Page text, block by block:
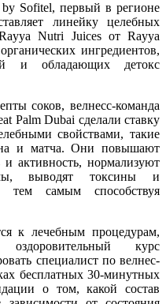
by Sofitel, первый в регионе
линейку целебных
Nutri Juicesот Rayya
ингредиентов,
и обладающих детокс
соков, велнесс-команда
Palm Dubai сделали ставку
свойствами, такие
и матча. Они повышают
активность, нормализуют
выводят токсины и
тем самым способствуя
к лечебным процедурам,
курс
специалист по велнес-
бесплатных 30-минутных
о том, какой состав